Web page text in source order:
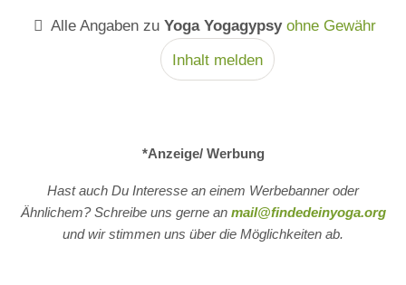
Alle Angaben zuYoga Yogagypsy ohne Gewähr
Inhalt melden
*Anzeige/ Werbung
Hast auch Du Interesse an einem Werbebanner oder
Ähnlichem? Schreibe uns gerne an mail@findedeinyoga.org
und wir stimmen uns über die Möglichkeiten ab.